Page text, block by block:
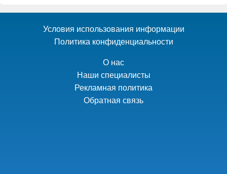
Условия использования информации
Политика конфиденциальности
О нас
Наши специалисты
Рекламная политика
Обратная связь